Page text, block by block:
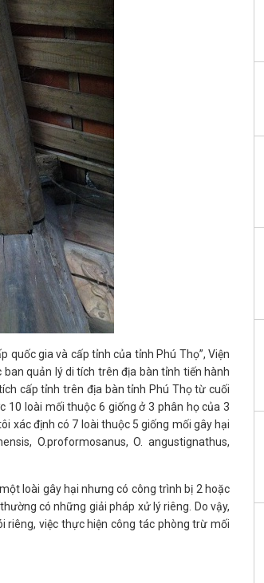
gia và cấp tỉnh của tỉnh Phú Thọ”, Viện
quản lý di tích trên địa bàn tỉnh tiến hành
cấp tỉnh trên địa bàn tỉnh Phú Thọ từ cuối
10 loài mối thuộc 6 giống ở 3 phân họ của 3
xác định có 7 loài thuộc 5 giống mối gây hại
O.proformosanus, O. angustignathus,
loài gây hại nhưng có công trình bị 2 hoặc
có những giải pháp xử lý riêng. Do vậy,
riêng, việc thực hiện công tác phòng trừ mối